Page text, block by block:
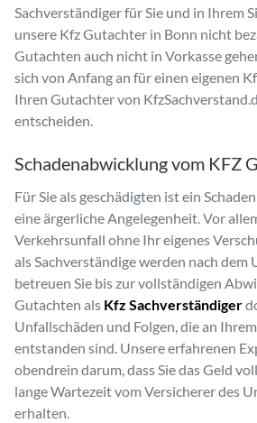
Sachverständiger für Sie und in Ihrem
unsere Kfz Gutachter in Bonn nicht
Gutachten auch nicht in Vorkasse
sich von Anfang an für einen eigenen
Ihren Gutachter von
entscheiden.
Schadenabwicklung vom KFZ
Für Sie als geschädigten ist ein
eine ärgerliche Angelegenheit. Vor
Verkehrsunfall ohne Ihr eigenes
als Sachverständige werden nach dem
betreuen Sie bis zur vollständigen
Gutachten als Kfz Sachverständiger
Unfallschäden und Folgen, die an
entstanden sind. Unsere erfahrenen
obendrein darum, dass Sie das Geld
lange Wartezeit vom Versicherer des
erhalten.